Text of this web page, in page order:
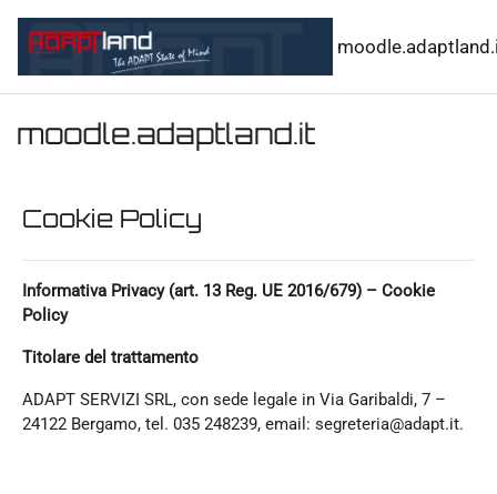
moodle.adaptland.it
Cookie Policy
Informativa Privacy (art. 13 Reg. UE 2016/679) – Cookie
Policy
Titolare del trattamento
ADAPT SERVIZI SRL, con sede legale in Via Garibaldi, 7 –
24122 Bergamo, tel. 035 248239, email: segreteria@adapt.it.